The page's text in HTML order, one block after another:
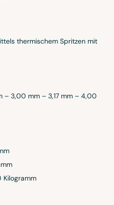
thermischem Spritzen mit
– 3,00 mm – 3,17 mm – 4,00